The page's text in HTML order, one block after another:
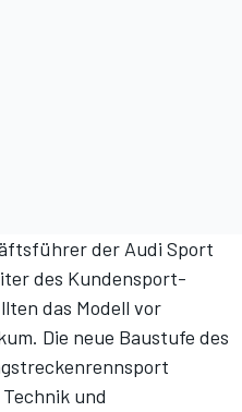
der Audi Sport
des Kundensport-
das Modell vor
Die neue Baustufe des
und